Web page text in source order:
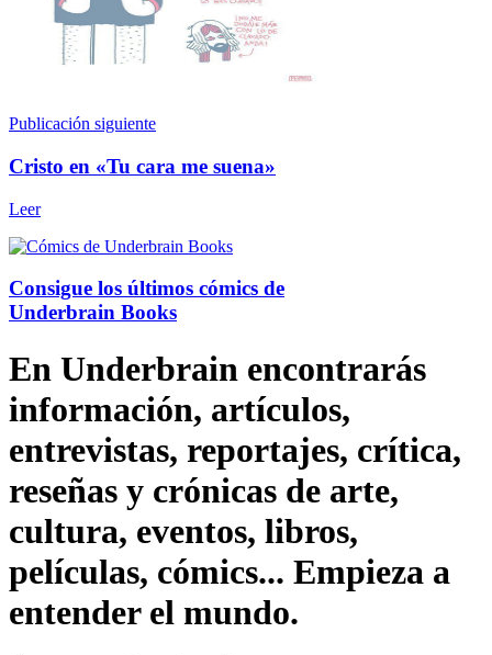
Publicación siguiente
Cristo en «Tu cara me suena»
Leer
Consigue los últimos cómics de
Underbrain Books
En Underbrain encontrarás
información, artículos,
entrevistas, reportajes, crítica,
reseñas y crónicas de arte,
cultura, eventos, libros,
películas, cómics... Empieza a
entender el mundo.